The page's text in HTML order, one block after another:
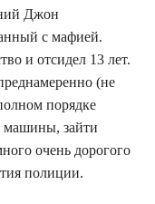
Джон
с мафией.
и отсидел 13 лет.
(не
порядке
машины, зайти
очень дорогого
полиции.